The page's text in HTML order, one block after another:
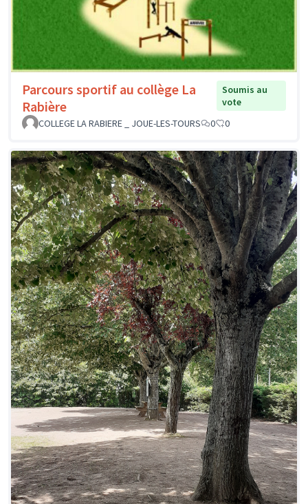
Parcours sportif au collège La
Rabière
Soumis au
vote
COLLEGE LA RABIERE _ JOUE-LES-TOURS
0 0